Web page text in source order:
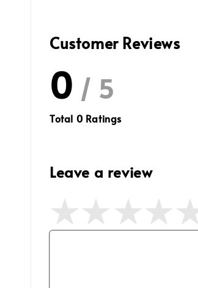
Customer Reviews
0 / 5
Total 0Ratings
Leave a review